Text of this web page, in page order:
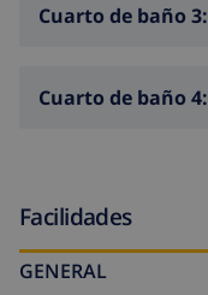
Cuarto de baño 3:
Cuarto de baño 4:
Facilidades
GENERAL